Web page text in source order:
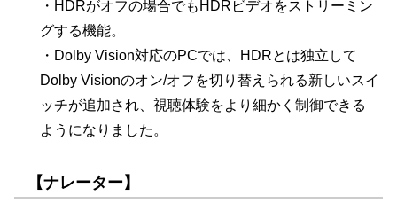
・HDRがオフの場合でもHDRビデオをストリーミン
グする機能。
・Dolby Vision対応のPCでは、HDRとは独立して
Dolby Visionのオン/オフを切り替えられる新しいスイ
ッチが追加され、視聴体験をより細かく制御できる
ようになりました。
【ナレーター】